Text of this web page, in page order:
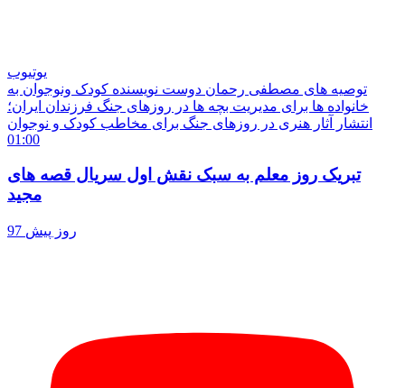
یوتیوب
توصیه های مصطفی رحمان دوست نویسنده کودک ونوجوان به
خانواده ها برای مدیریت بچه ها در روزهای جنگ فرزندان ایران؛
انتشار آثار هنری در روزهای جنگ برای مخاطب کودک و نوجوان
01:00
تبریک روز معلم به سبک نقش اول سریال قصه های
مجید
97 روز پیش